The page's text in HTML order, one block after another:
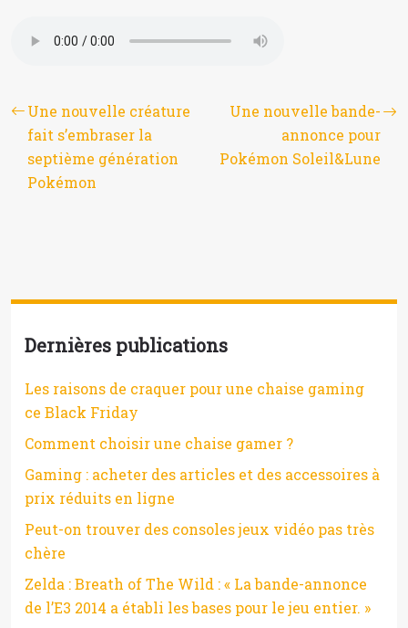
Une nouvelle créature
fait s’embraser la
septième génération
Pokémon
Une nouvelle bande-
annonce pour
Pokémon Soleil&Lune
Dernières publications
Les raisons de craquer pour une chaise gaming
ce Black Friday
Comment choisir une chaise gamer ?
Gaming : acheter des articles et des accessoires à
prix réduits en ligne
Peut-on trouver des consoles jeux vidéo pas très
chère
Zelda : Breath of The Wild : « La bande-annonce
de l’E3 2014 a établi les bases pour le jeu entier. »